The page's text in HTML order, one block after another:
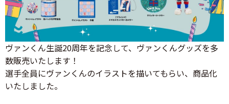
ヴァンくん生誕20周年を記念して、ヴァンくんグッズを多
数販売いたします！
選手全員にヴァンくんのイラストを描いてもらい、商品化
いたしました。